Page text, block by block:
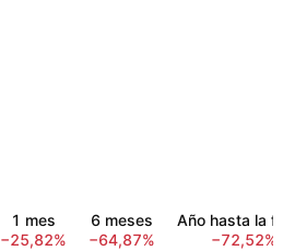
1 mes
−25,82%
6 meses
−64,87%
Año hasta la
−72,52%